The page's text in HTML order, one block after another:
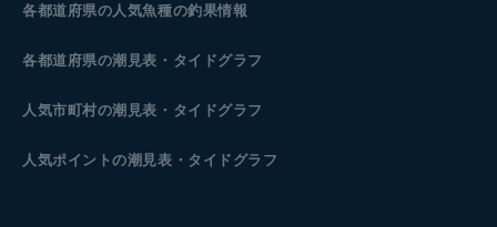
各都道府県の人気魚種の釣果情報
各都道府県の潮見表 ・タイドグラフ
人気市町村の潮見表・タイドグラフ
人気ポイントの潮見表・タイドグラフ